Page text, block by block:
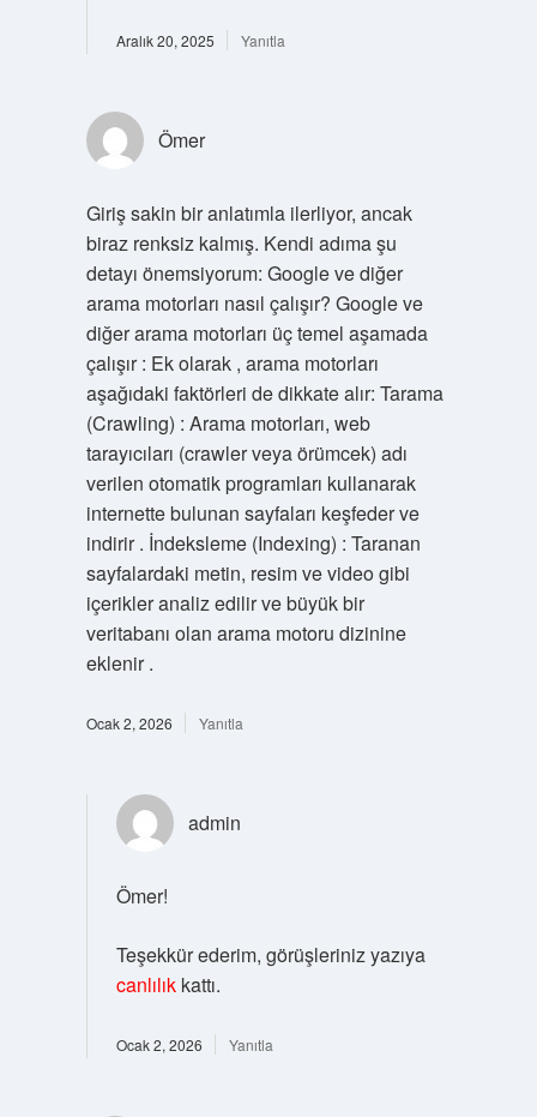
Aralık 20, 2025 Yanıtla
Ömer
Giriş sakin bir anlatımla ilerliyor, ancak
biraz renksiz kalmış. Kendi adıma şu
detayı önemsiyorum: Google ve diğer
arama motorları nasıl çalışır? Google ve
diğer arama motorları üç temel aşamada
çalışır : Ek olarak , arama motorları
aşağıdaki faktörleri de dikkate alır: Tarama
(Crawling) : Arama motorları, web
tarayıcıları (crawler veya örümcek) adı
verilen otomatik programları kullanarak
internette bulunan sayfaları keşfeder ve
indirir . İndeksleme (Indexing) : Taranan
sayfalardaki metin, resim ve video gibi
içerikler analiz edilir ve büyük bir
veritabanı olan arama motoru dizinine
eklenir .
Ocak 2, 2026 Yanıtla
admin
Ömer!
Teşekkür ederim, görüşleriniz yazıya
canlılıkkattı.
Ocak 2, 2026 Yanıtla